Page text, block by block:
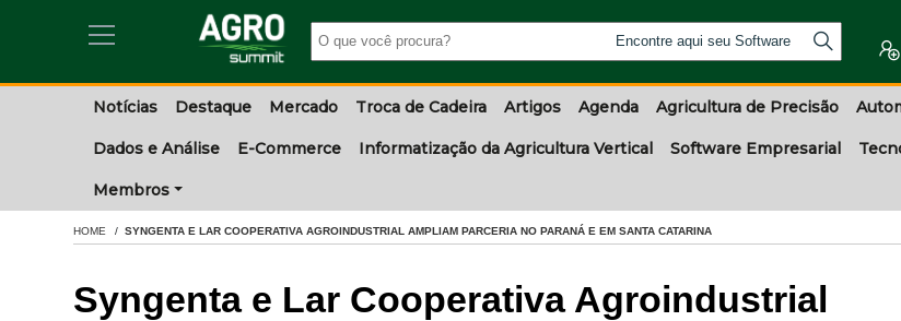
Encontre aqui seu Software
Notícias Destaque Mercado Troca de Cadeira Artigos Agenda Agricultura de Precisão
Dados e Análise E-Commerce Informatização da Agricultura Vertical Software Empresarial
Membros
HOME SYNGENTA E LAR COOPERATIVA AGROINDUSTRIAL AMPLIAM PARCERIA NO PARANÁ E EM SANTA CATARINA
Syngenta e Lar Cooperativa Agroindustrial